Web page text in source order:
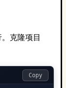
克隆项目
Copy